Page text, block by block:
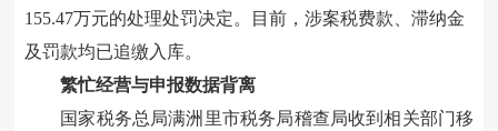
155.47万元的处理处罚决定。目前，涉案税费款、滞纳金
及罚款均已追缴入库。
繁忙经营与申报数据背离
国家税务总局满洲里市税务局稽查局收到相关部门移